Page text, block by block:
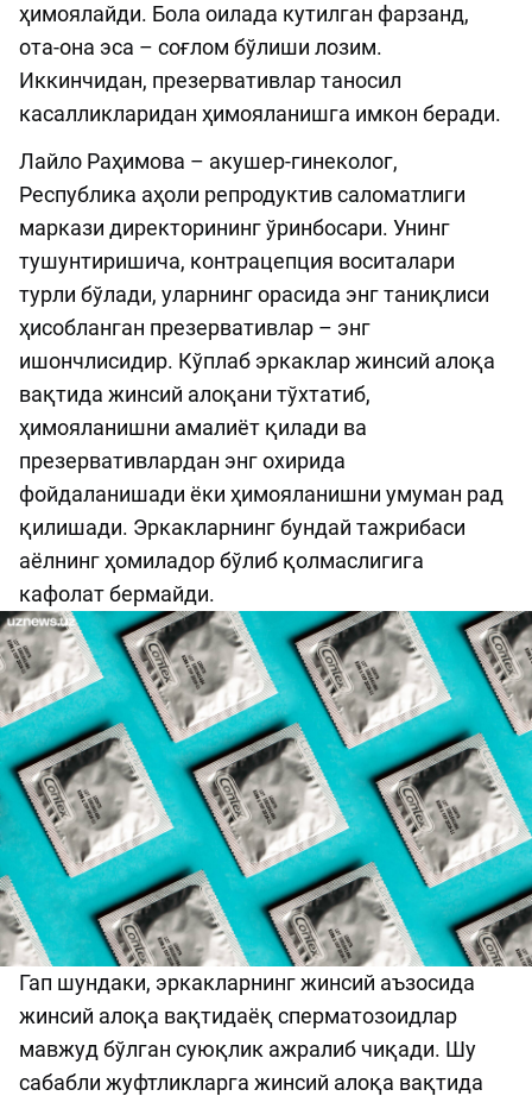
ҳимоялайди. Бола оилада кутилган фарзанд,
ота-она эса – соғлом бўлиши лозим.
Иккинчидан, презервативлар таносил
касалликларидан ҳимояланишга имкон беради.
Лайло Раҳимова – акушер-гинеколог,
Республика аҳоли репродуктив саломатлиги
маркази директорининг ўринбосари. Унинг
тушунтиришича, контрацепция воситалари
турли бўлади, уларнинг орасида энг таниқлиси
ҳисобланган презервативлар – энг
ишончлисидир. Кўплаб эркаклар жинсий алоқа
вақтида жинсий алоқани тўхтатиб,
ҳимояланишни амалиёт қилади ва
презервативлардан энг охирида
фойдаланишади ёки ҳимояланишни умуман рад
қилишади. Эркакларнинг бундай тажрибаси
аёлнинг ҳомиладор бўлиб қолмаслигига
кафолат бермайди.
Гап шундаки, эркакларнинг жинсий аъзосида
жинсий алоқа вақтидаёқ сперматозоидлар
мавжуд бўлган суюқлик ажралиб чиқади. Шу
сабабли жуфтликларга жинсий алоқа вақтида